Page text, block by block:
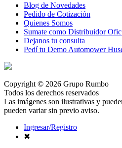
Blog de Novedades
Pedido de Cotización
Quienes Somos
Sumate como Distribuidor
Dejanos tu consulta
Pedí tu Demo Automower
Copyright © 2026 Grupo Rumbo
Todos los derechos reservados
Las imágenes son ilustrativas y
pueden variar sin previo aviso.
Ingresar/Registro
✖